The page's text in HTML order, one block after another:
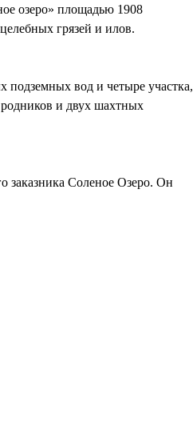
озеро» площадью 1908
грязей и илов.
подземных вод и четыре участка,
и двух шахтных
заказника Соленое Озеро. Он